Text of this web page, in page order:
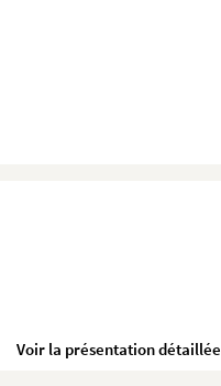
Voir la présentation détaillée